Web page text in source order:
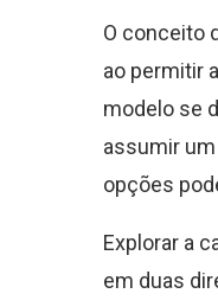
O conceito
ao permitir
modelo se
assumir
opções
Explorar a
em duas